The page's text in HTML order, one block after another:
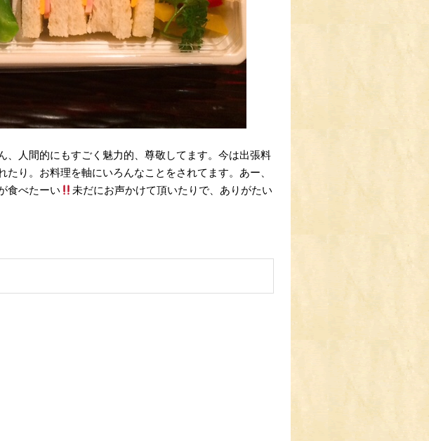
、人間的にもすごく魅力的、尊敬してます。今は出張料
り。お料理を軸にいろんなことをされてます。あー、
食べたーい
未だにお声かけて頂いたりで、ありがたい